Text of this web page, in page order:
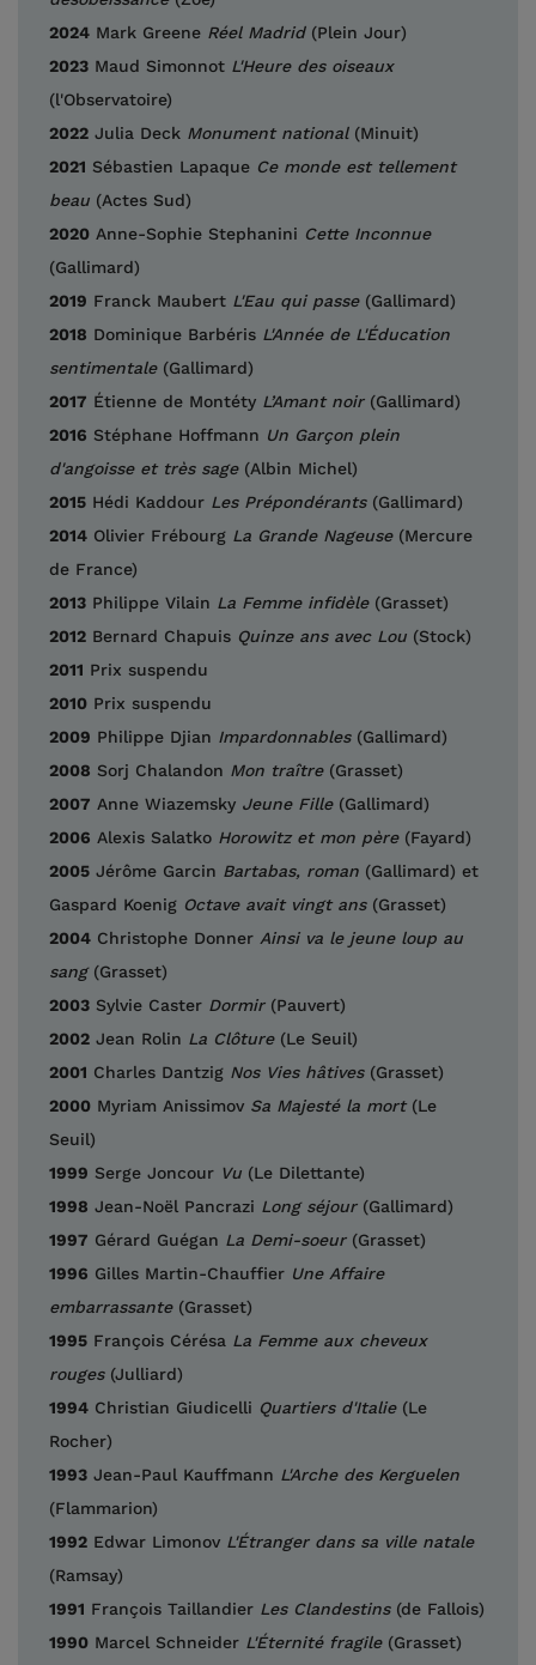
2024 Mark Greene Réel Madrid(Plein Jour)
2023 Maud Simonnot L'Heure des oiseaux
(l'Observatoire)
2022 Julia Deck Monument national(Minuit)
2021 Sébastien Lapaque Ce monde est tellement
beau (Actes Sud)
2020 Anne-Sophie Stephanini Cette Inconnue
(Gallimard)
2019 Franck Maubert L'Eau qui passe(Gallimard)
2018 Dominique Barbéris L'Année de L'Éducation
sentimentale(Gallimard)
2017 Étienne de Montéty L’Amant noir(Gallimard)
2016 Stéphane Hoffmann Un Garçon plein
d'angoisse et très sage(Albin Michel)
2015 Hédi Kaddour Les Prépondérants(Gallimard)
2014 Olivier Frébourg La Grande Nageuse(Mercure
de France)
2013 Philippe Vilain La Femme infidèle(Grasset)
2012 Bernard Chapuis Quinze ans avec Lou (Stock)
2011 Prix suspendu
2010 Prix suspendu
2009 Philippe Djian Impardonnables(Gallimard)
2008 Sorj Chalandon Mon traître(Grasset)
2007 Anne Wiazemsky Jeune Fille(Gallimard)
2006 Alexis Salatko Horowitz et mon père(Fayard)
2005 Jérôme Garcin Bartabas, roman (Gallimard) et
Gaspard Koenig Octave avait vingt ans(Grasset)
2004 Christophe Donner Ainsi va le jeune loup au
sang(Grasset)
2003 Sylvie Caster Dormir(Pauvert)
2002 Jean Rolin La Clôture(Le Seuil)
2001 Charles Dantzig Nos Vies hâtives(Grasset)
2000 Myriam Anissimov Sa Majesté la mort(Le
Seuil)
1999 Serge Joncour Vu (Le Dilettante)
1998 Jean-Noël Pancrazi Long séjour(Gallimard)
1997 Gérard Guégan La Demi-soeur(Grasset)
1996 Gilles Martin-Chauffier Une Affaire
embarrassante(Grasset)
1995 François Cérésa La Femme aux cheveux
rouges(Julliard)
1994 Christian Giudicelli Quartiers d'Italie(Le
Rocher)
1993 Jean-Paul Kauffmann L'Arche des Kerguelen
(Flammarion)
1992 Edwar Limonov L'Étranger dans sa ville natale
(Ramsay)
1991 François Taillandier Les Clandestins(de Fallois)
1990 Marcel Schneider L'Éternité fragile(Grasset)